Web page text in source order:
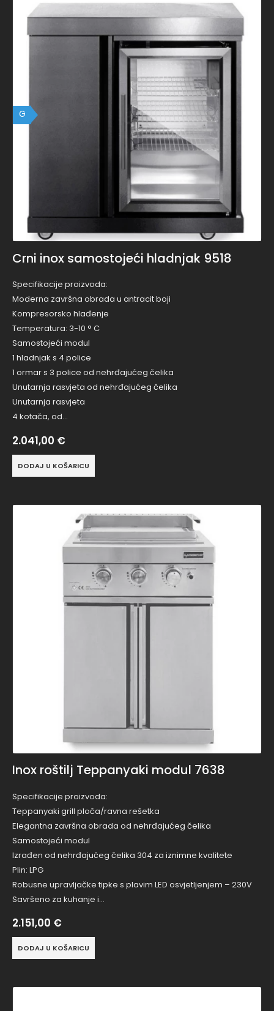
G
Crni inox samostojeći hladnjak 9518
Specifikacije proizvoda:
Moderna završna obrada u antracit boji
Kompresorsko hlađenje
Temperatura: 3-10 ° C
Samostojeći modul
1 hladnjak s 4 police
1 ormar s 3 police od nehrđajućeg čelika
Unutarnja rasvjeta od nehrđajućeg čelika
Unutarnja rasvjeta
4 kotača, od…
2.041,00 €
DODAJ U KOŠARICU
Inox roštilj Teppanyaki modul 7638
Specifikacije proizvoda:
Teppanyaki grill ploča/ravna rešetka
Elegantna završna obrada od nehrđajućeg čelika
Samostojeći modul
Izrađen od nehrđajućeg čelika 304 za iznimne kvalitete
Plin: LPG
Robusne upravljačke tipke s plavim LED osvjetljenjem – 230V
Savršeno za kuhanje i…
2.151,00 €
DODAJ U KOŠARICU